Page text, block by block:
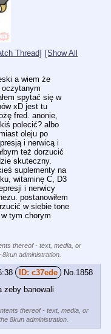
Thread] [Show All
a wiem że
spytać się w
xD jest tu
fred. anonie,
polecić? albo
oleju po
i nerwicą i
też dorzucić
skuteczny.
suplementy na
witaminę C, D3
i nerwicy
postanowiłem
w siebie tone
tym chorym
thereof - text, media, or
administration.
c37ede No. 1858
zeby banowali
thereof - text, media, or
8kun administration.